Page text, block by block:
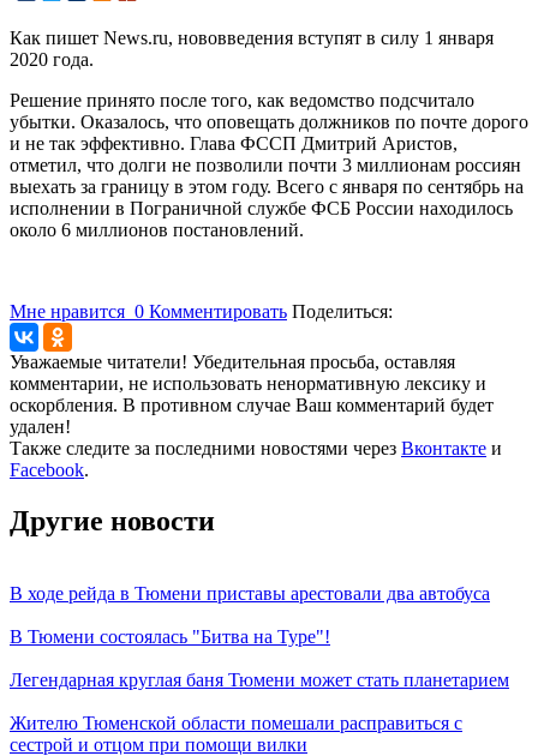
Как пишет News.ru, нововведения вступят в силу 1 января
2020 года.
Решение принято после того, как ведомство подсчитало
убытки. Оказалось, что оповещать должников по почте дорого
и не так эффективно. Глава ФССП Дмитрий Аристов,
отметил, что долги не позволили почти 3 миллионам россиян
выехать за границу в этом году. Всего с января по сентябрь на
исполнении в Пограничной службе ФСБ России находилось
около 6 миллионов постановлений.
Мне нравится 0 Комментировать Поделиться:
Уважаемые читатели! Убедительная просьба, оставляя
комментарии, не использовать ненормативную лексику и
оскорбления. В противном случае Ваш комментарий будет
удален!
Также следите за последними новостями через Вконтакте и
Facebook.
Другие новости
В ходе рейда в Тюмени приставы арестовали два автобуса
В Тюмени состоялась "Битва на Туре"!
Легендарная круглая баня Тюмени может стать планетарием
Жителю Тюменской области помешали расправиться с
сестрой и отцом при помощи вилки